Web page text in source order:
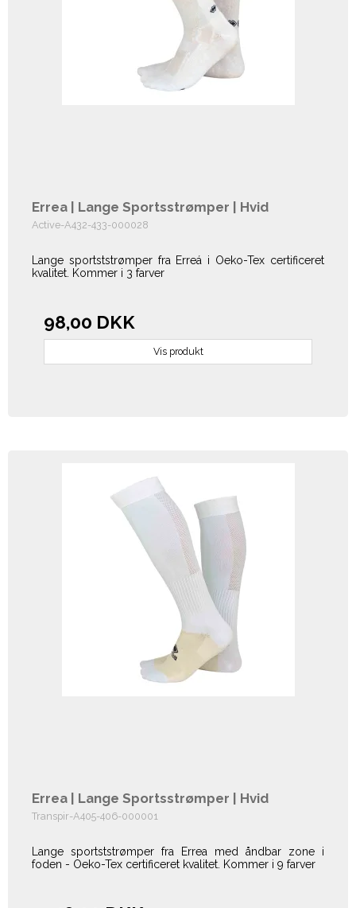
Errea | Lange Sportsstrømper | Hvid
Active-A432-433-000028
Lange sportststrømper fra Erreá i Oeko-Tex certificeret
kvalitet. Kommer i 3 farver
98,00 DKK
Vis produkt
Errea | Lange Sportsstrømper | Hvid
Transpir-A405-406-000001
Lange sportststrømper fra Errea med åndbar zone i
foden - Oeko-Tex certificeret kvalitet. Kommer i 9 farver